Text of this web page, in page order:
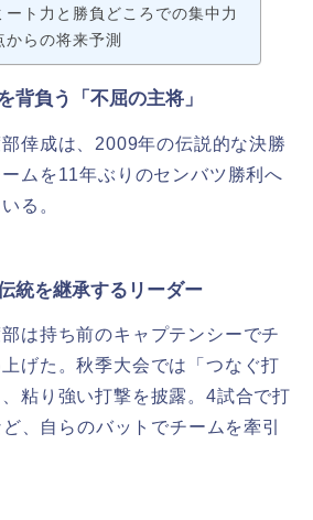
ト力と勝負どころでの集中力
らの将来予測
背負う「不屈の主将」
倖成は、2009年の伝説的な決勝
ムを11年ぶりのセンバツ勝利へ
る。
統を継承するリーダー
は持ち前のキャプテンシーでチ
げた。秋季大会では「つなぐ打
粘り強い打撃を披露。4試合で打
、自らのバットでチームを牽引